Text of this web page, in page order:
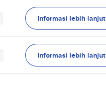
Informasi lebih lanjut
Informasi lebih lanjut